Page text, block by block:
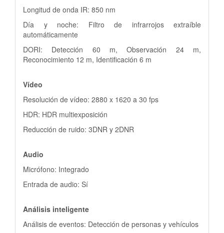
Longitud de onda IR: 850 nm
Día y noche: Filtro de infrarrojos extraíble
automáticamente
DORI: Detección 60 m, Observación 24 m,
Reconocimiento 12 m, Identificación 6 m
Vídeo
Resolución de vídeo: 2880 x 1620 a 30 fps
HDR: HDR multiexposición
Reducción de ruido: 3DNR y 2DNR
Audio
Micrófono: Integrado
Entrada de audio: Sí
Análisis inteligente
Análisis de eventos: Detección de personas y vehículos